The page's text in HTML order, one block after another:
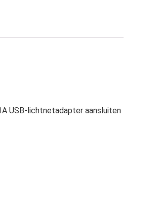
USB-lichtnetadapter aansluiten